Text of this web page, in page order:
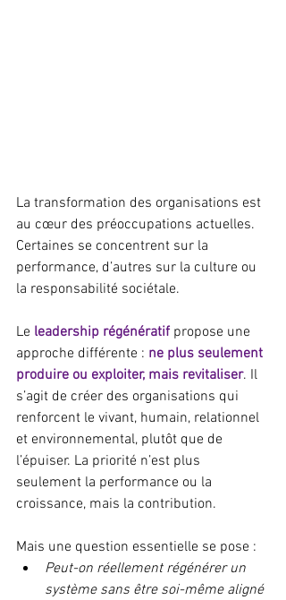
La transformation des organisations est
au cœur des préoccupations actuelles.
Certaines se concentrent sur la
performance, d’autres sur la culture ou
la responsabilité sociétale.
Le leadership régénératif propose une
approche différente : ne plus seulement
produire ou exploiter, mais revitaliser. Il
s’agit de créer des organisations qui
renforcent le vivant, humain, relationnel
et environnemental, plutôt que de
l’épuiser. La priorité n’est plus
seulement la performance ou la
croissance, mais la contribution.
Mais une question essentielle se pose :
Peut-on réellement régénérer un
système sans être soi-même aligné